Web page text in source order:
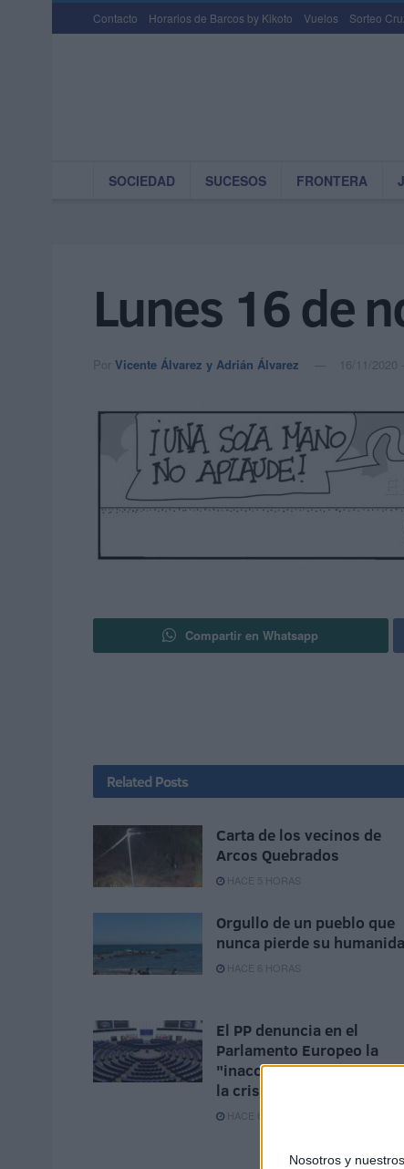
Nosotros y
Contacto Horarios de Barcos by Kikoto Vuelos Sorteo
SOCIEDAD SUCESOS FRONTERA
Lunes 16 de
Por Vicente Álvarez y Adrián Álvarez 16/11/2020
Compartir en Whatsapp
Related Posts
Carta de los vecinos de
Arcos Quebrados
HACE 5 HORAS
Orgullo de un pueblo que
nunca pierde su
HACE 6 HORAS
El PP denuncia en el
Parlamento Europeo la
"inacción" de Sánchez
la crisis de Ceuta
HACE 6 HORAS